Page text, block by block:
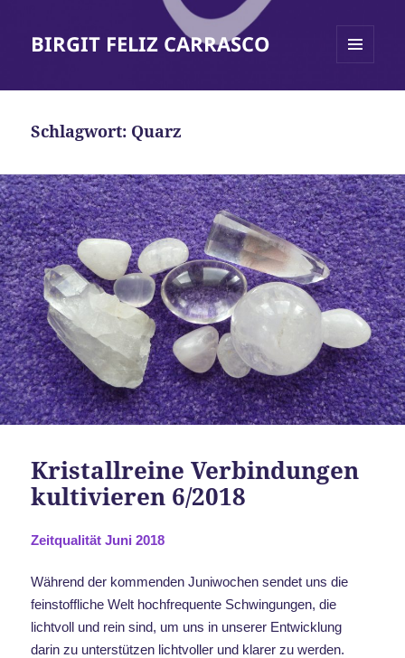
BIRGIT FELIZ CARRASCO
Schlagwort: Quarz
Kristallreine Verbindungen
kultivieren 6/2018
Zeitqualität Juni 2018
Während der kommenden Juniwochen sendet uns die
feinstoffliche Welt hochfrequente Schwingungen, die
lichtvoll und rein sind, um uns in unserer Entwicklung
darin zu unterstützen lichtvoller und klarer zu werden.